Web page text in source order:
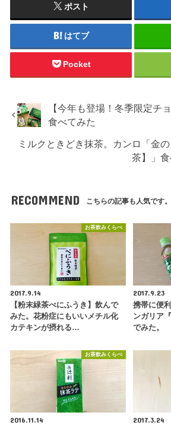
ポスト
はてブ
Pocket
【今年も登場！冬季限定チ
食べてみた
ミルクときどき抹茶。カンロ「金
茶】」食
RECOMMEND こちらの記事も人気です。
お茶飲みくらべ
2017.9.14
【粉末緑茶べにふうき】飲んで
みた。花粉症にもいいメチル化
カテキンが摂れる…
2017.9.23
携帯に便
ンガリア
でみた。
お茶飲みくらべ
2016.11.14 2017.3.24